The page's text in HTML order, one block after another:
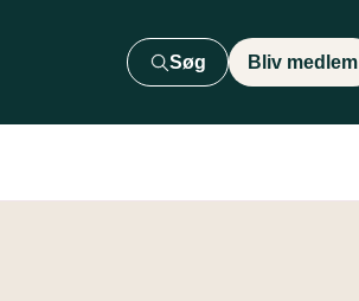
Søg Bliv medlem